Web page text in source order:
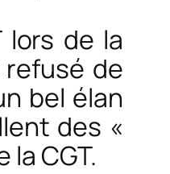
lors de la
refusé de
bel élan
des «
CGT.